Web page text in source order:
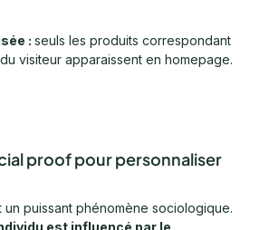
: seuls les produits correspondant
visiteur apparaissent en homepage.
proof pour personnaliser
un puissant phénomène sociologique.